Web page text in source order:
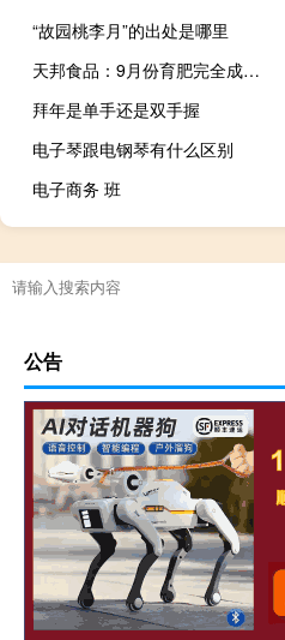
“故园桃李月”的出处是哪里
天邦食品：9月份育肥完全成本已降至17元出头
拜年是单手还是双手握
电子琴跟电钢琴有什么区别
电子商务 班
公告